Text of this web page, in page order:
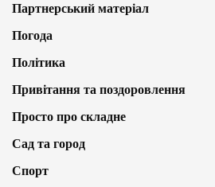
Партнерський матеріал
Погода
Політика
Привітання та поздоровлення
Просто про складне
Сад та город
Спорт